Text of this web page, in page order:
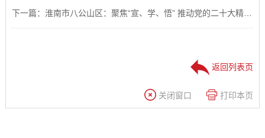
下一篇：淮南市八公山区：聚焦“宣、学、悟” 推动党的二十大精神落地生根
返回列表页
关闭窗口 打印本页